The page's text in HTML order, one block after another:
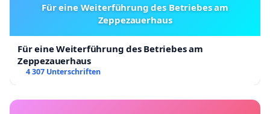
Für eine Weiterführung des Betriebes am
Zeppezauerhaus
Für eine Weiterführung des Betriebes am
Zeppezauerhaus
4 307 Unterschriften